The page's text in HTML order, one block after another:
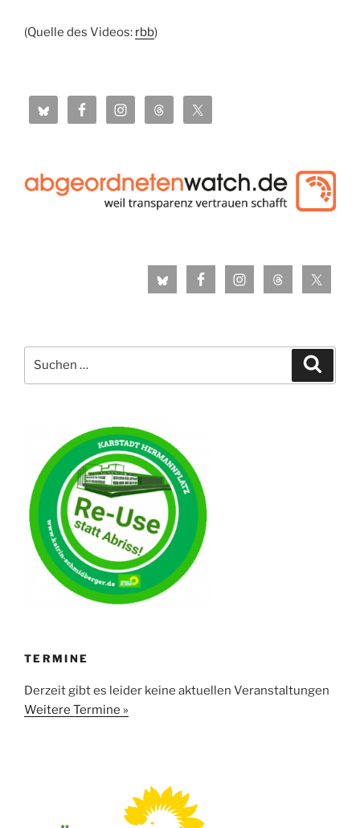
(Quelle des Videos: rbb)
nach:
TERMINE
Derzeit gibt es leider keine aktuellen Veranstaltungen
Weitere Termine »